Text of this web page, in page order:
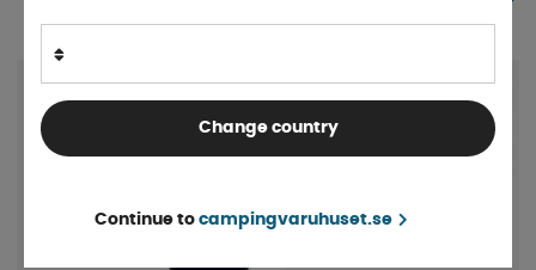
Change country
Continue to campingvaruhuset.se